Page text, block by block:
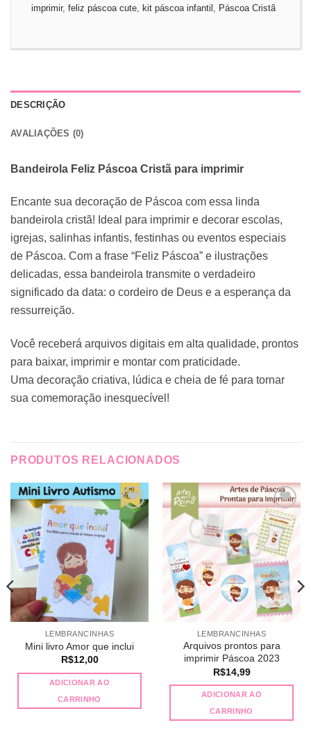
imprimir, feliz páscoa cute, kit páscoa infantil , Páscoa Cristã
DESCRIÇÃO
AVALIAÇÕES (0)
Bandeirola Feliz Páscoa Cristã para imprimir
Encante sua decoração de Páscoa com essa linda
bandeirola cristã! Ideal para imprimir e decorar escolas,
igrejas, salinhas infantis, festinhas ou eventos especiais
de Páscoa. Com a frase “Feliz Páscoa” e ilustrações
delicadas, essa bandeirola transmite o verdadeiro
significado da data: o cordeiro de Deus e a esperança da
ressurreição.
Você receberá arquivos digitais em alta qualidade, prontos
para baixar, imprimir e montar com praticidade.
Uma decoração criativa, lúdica e cheia de fé para tornar
sua comemoração inesquecível!
PRODUTOS RELACIONADOS
Adicionar
a lista de
desejos
LEMBRANCINHAS
Mini livro Amor que inclui
R$12,00
ADICIONAR AO
CARRINHO
Adicionar
a lista de
desejos
LEMBRANCINHAS
Arquivos prontos para
imprimir Páscoa 2023
R$14,99
ADICIONAR AO
CARRINHO